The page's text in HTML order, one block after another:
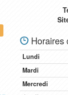
Horaires
Lundi
Mardi
Mercredi